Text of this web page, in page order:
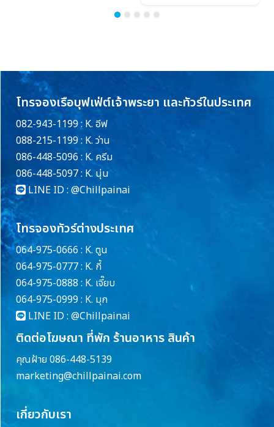
โทรจองเรือบุฟเฟ่ต์เจ้าพระยา และทัวร์ในประเทศ
082-943-1199 : K. อีฟ
088-215-1199 : K. ว่าน
086-448-5096 : K. ครีม
086-448-5097 : K. นุ่น
LINE ID : @Chillpainai
โทรจองทัวร์ต่างประเทศ
064-975-0666 : K. ตูน
064-975-0777 : K. กี้
064-975-0888 : K. เจี๊ยบ
064-975-0999 : K. มุก
LINE ID : @Chillpainai
ติดต่อโฆษณา ที่พัก ร้านอาหาร สินค้า
คุณฝ้าย 086-448-5139
marketing@chillpainai.com
เกี่ยวกับเรา